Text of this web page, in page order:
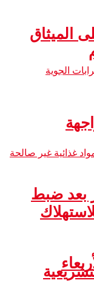
الميثاق
بعد ضبط